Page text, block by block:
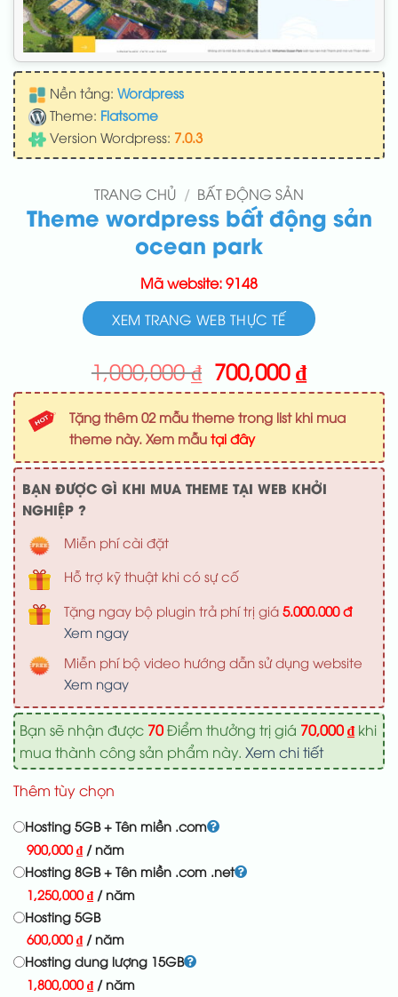
Nền tảng: Wordpress
Theme: Flatsome
Version Wordpress: 7.0.3
TRANG CHỦ / BẤT ĐỘNG SẢN
Theme wordpress bất động sản
ocean park
Mã website: 9148
XEM TRANG WEB THỰC TẾ
1,000,000₫ Giá
gốc
là:
1,000,000 ₫.
700,000₫Giá
hiện
tại
700,000
Tặng thêm 02 mẫu theme trong list khi mua
theme này. Xem mẫu tại đây
BẠN ĐƯỢC GÌ KHI MUA THEME TẠI WEB KHỞI
NGHIỆP ?
Miễn phí cài đặt
Hỗ trợ kỹ thuật khi có sự cố
Tặng ngay bộ plugin trả phí trị giá 5.000.000 đ
Xem ngay
Miễn phí bộ video hướng dẫn sử dụng website
Xem ngay
Bạn sẽ nhận được 70Điểm thưởng trị giá 70,000₫khi
mua thành công sản phẩm này. Xem chi tiết
Thêm tùy chọn
Hosting 5GB + Tên miền .com
900,000₫ / năm
Hosting 8GB + Tên miền .com .net
1,250,000₫ / năm
Hosting 5GB
600,000₫ / năm
Hosting dung lượng 15GB
1,800,000₫ / năm